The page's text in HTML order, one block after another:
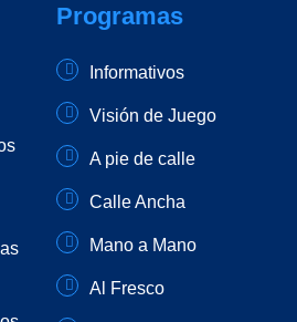
Programas
Informativos
Visión de Juego
A pie de calle
Calle Ancha
Mano a Mano
Al Fresco